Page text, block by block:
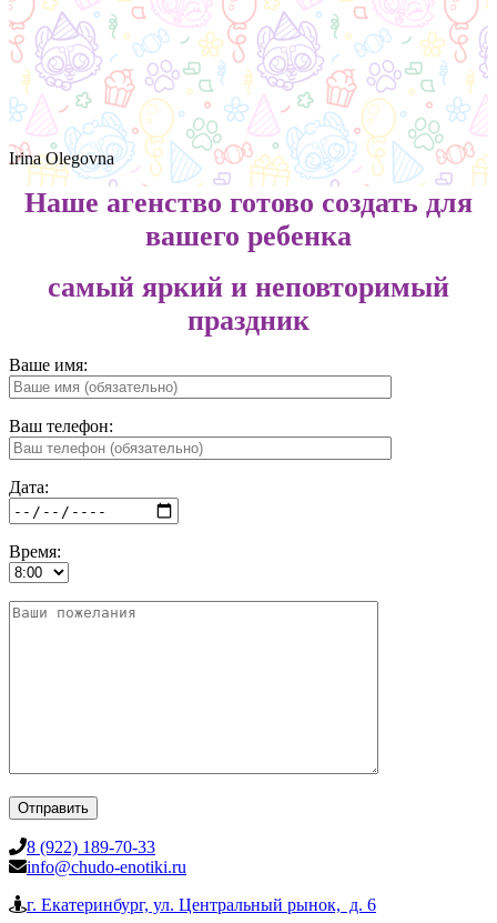
Irina Olegovna
Наше агенство готово создать для
вашего ребенка
самый яркий и неповторимый
праздник
Ваше имя:
Ваш телефон:
Дата:
Время:
8 (922) 189-70-33
info@chudo-enotiki.ru
г. Екатеринбург, ул. Центральный рынок, д. 6